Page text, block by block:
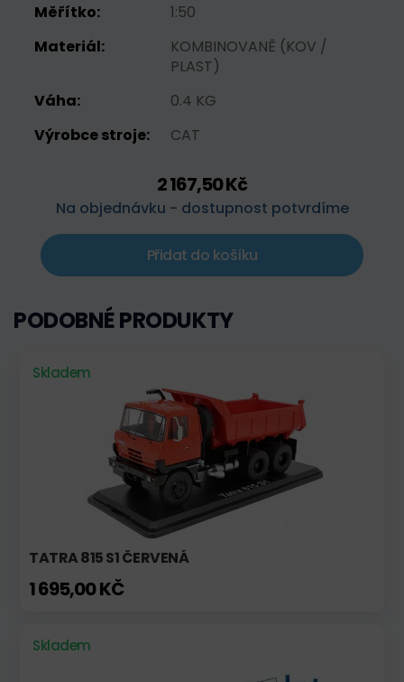
Měřítko:
1:50
Materiál:
KOMBINOVANĚ (KOV /
PLAST)
Váha:
0.4 KG
Výrobce stroje:
CAT
2 167,50 Kč
Na objednávku - dostupnost potvrdíme
Přidat do košíku
PODOBNÉ PRODUKTY
Skladem
TATRA 815 S1 ČERVENÁ
1 695,00 KČ
Skladem